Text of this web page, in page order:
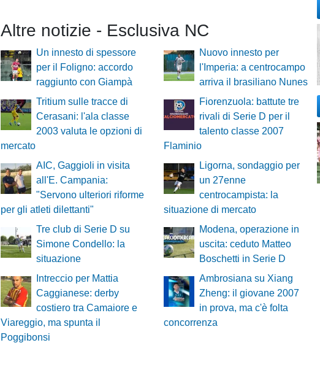
Altre notizie - Esclusiva NC
Un innesto di spessore
per il Foligno: accordo
raggiunto con Giampà
Nuovo innesto per
l'Imperia: a centrocampo
arriva il brasiliano Nunes
Tritium sulle tracce di
Cerasani: l'ala classe
2003 valuta le opzioni di
mercato
Fiorenzuola: battute tre
rivali di Serie D per il
talento classe 2007
Flaminio
AIC, Gaggioli in visita
all'E. Campania:
"Servono ulteriori riforme
per gli atleti dilettanti"
Ligorna, sondaggio per
un 27enne
centrocampista: la
situazione di mercato
Tre club di Serie D su
Simone Condello: la
situazione
Modena, operazione in
uscita: ceduto Matteo
Boschetti in Serie D
Intreccio per Mattia
Caggianese: derby
costiero tra Camaiore e
Viareggio, ma spunta il
Poggibonsi
Ambrosiana su Xiang
Zheng: il giovane 2007
in prova, ma c'è folta
concorrenza